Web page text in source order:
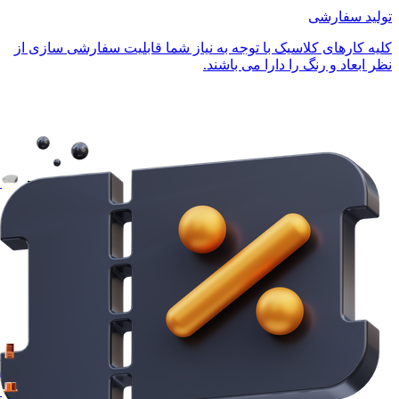
تولید سفارشی
کلیه کارهای کلاسیک با توجه به نیاز شما قابلیت سفارشی سازی از
نظر ابعاد و رنگ را دارا می باشند.